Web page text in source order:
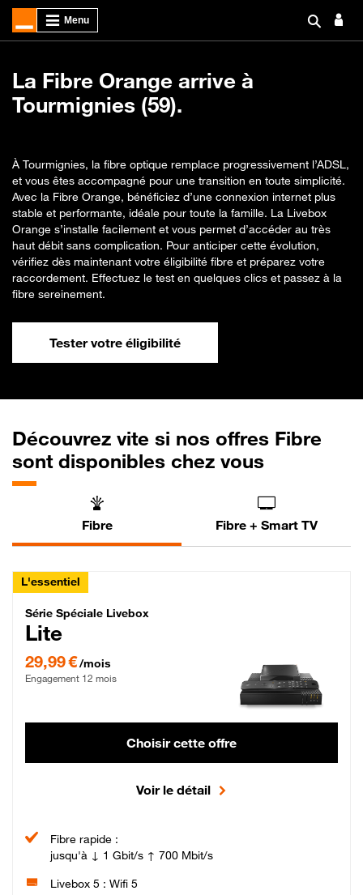
La Fibre Orange arrive à
Tourmignies (59).
À Tourmignies, la fibre optique remplace progressivement l’ADSL,
et vous êtes accompagné pour une transition en toute simplicité.
Avec la Fibre Orange, bénéficiez d’une connexion internet plus
stable et performante, idéale pour toute la famille. La Livebox
Orange s’installe facilement et vous permet d’accéder au très
haut débit sans complication. Pour anticiper cette évolution,
vérifiez dès maintenant votre éligibilité fibre et préparez votre
raccordement. Effectuez le test en quelques clics et passez à la
fibre sereinement.
Tester votre éligibilité
Découvrez vite si nos offres Fibre
sont disponibles chez vous
Fibre Fibre + Smart TV
L'essentiel
Série Spéciale Livebox Lite Fibre
Série Spéciale Livebox
Lite
29,99 €/mois
Engagement 12 mois
Choisir cette offre
Voir le détail
Fibre rapide :
jusqu'à ↓ 1 Gbit/s ↑ 700 Mbit/s
Livebox 5 : Wifi 5